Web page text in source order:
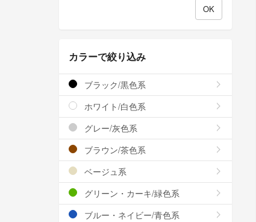
カラーで絞り込み
ブラック/黒色系
ホワイト/白色系
グレー/灰色系
ブラウン/茶色系
ベージュ系
グリーン・カーキ/緑色系
ブルー・ネイビー/青色系